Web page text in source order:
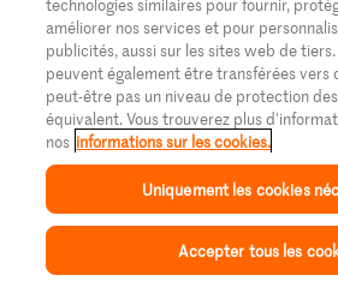
Inspiration Collection Recettes
Apéritif
Préparations au four
Enfants & famille
Toutes les recettes
Glossaire des ingrédients
Login Migusto
Magazine Migusto
Service clientèle & contact
Publicité
Impressum
Mentions légales
Protection des données
Supermarché
Migros Online
À propos de Migros
Magasins
Cumulus
Migros Magazine
© 2026 La Fédération des coopératives Migros
DE FR IT
améliorer nos services et pour
publicités, aussi sur les sites web de
peuvent également être transférées vers
peut-être pas un niveau de protection
équivalent. Vous trouverez plus
nos informations sur les cookies.
Uniquement les cookies
Accepter tous les